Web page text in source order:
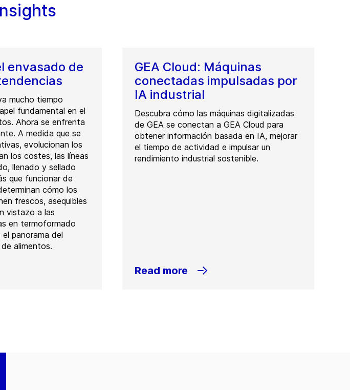
envasado de
mucho tiempo
fundamental en el
Ahora se enfrenta
A medida que se
evolucionan los
los costes, las líneas
llenado y sellado
que funcionar de
cómo los
frescos, asequibles
vistazo a las
en termoformado
panorama del
alimentos.
GEA Cloud: Máquinas
conectadas impulsadas por
IA industrial
Descubra cómo las máquinas digitalizadas
de GEA se conectan a GEA Cloud para
obtener información basada en IA, mejorar
el tiempo de actividad e impulsar un
rendimiento industrial sostenible.
Read more